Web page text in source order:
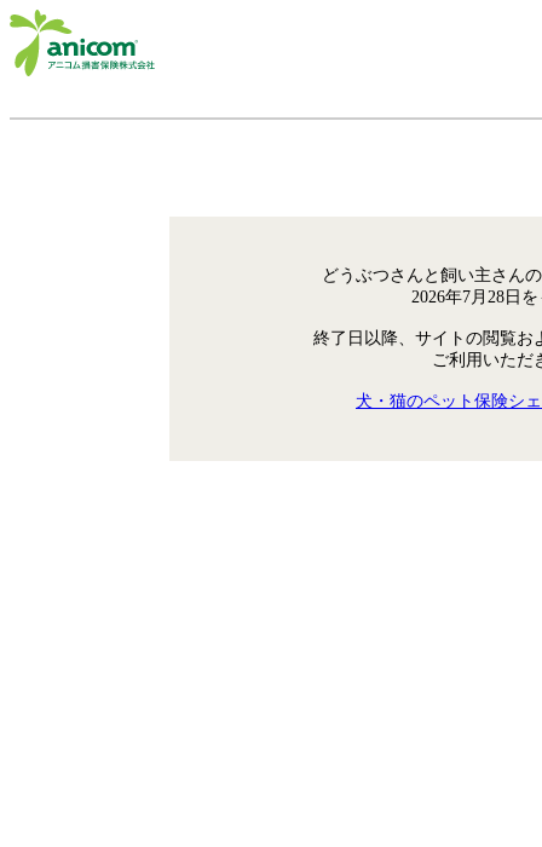
どうぶつさんと飼い主さん
2026年7月28日
終了日以降、サイトの閲覧お
ご利用いただ
犬・猫のペット保険シ